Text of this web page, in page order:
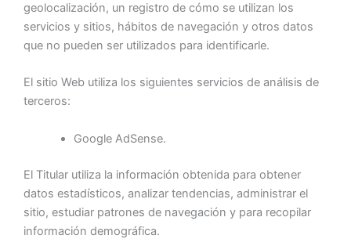
geolocalización, un registro de cómo se utilizan los
servicios y sitios, hábitos de navegación y otros datos
que no pueden ser utilizados para identificarle.
El sitio Web utiliza los siguientes servicios de análisis de
terceros:
Google AdSense.
El Titular utiliza la información obtenida para obtener
datos estadísticos, analizar tendencias, administrar el
sitio, estudiar patrones de navegación y para recopilar
información demográfica.